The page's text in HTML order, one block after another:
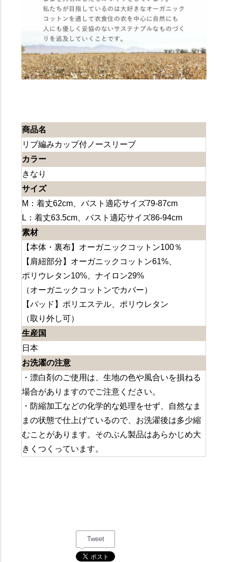
商品名
リブ編みカップ付ノースリーブ
カラー
きなり
サイズ
M：着丈62cm、バスト適応サイズ79-87cm
L：着丈63.5cm、バスト適応サイズ86-94cm
素材
【本体・裏布】オーガニックコットン100％
【肩紐部分】オーガニックコットン61%、
ポリウレタン10%、ナイロン29%
（オーガニックコットンでカバー）
【パッド】ポリエステル、ポリウレタン
（取り外し可）
生産国
日本
お洗濯の注意
・漂白剤のご使用は、生地の色や風合いを損ねる
場合がありますのでご注意ください。
・防縮加工などの化学的な処理をせず、自然なま
まの状態で仕上げているので、お洗濯後は多少縮
むことがあります。そのぶん製品はあらかじめ大
きくつくっています。
Tweet